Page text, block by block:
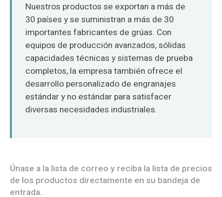
Nuestros productos se exportan a más de
30 países y se suministran a más de 30
importantes fabricantes de grúas. Con
equipos de producción avanzados, sólidas
capacidades técnicas y sistemas de prueba
completos, la empresa también ofrece el
desarrollo personalizado de engranajes
estándar y no estándar para satisfacer
diversas necesidades industriales.
Únase a la lista de correo y reciba la lista de precios
de los productos directamente en su bandeja de
entrada.